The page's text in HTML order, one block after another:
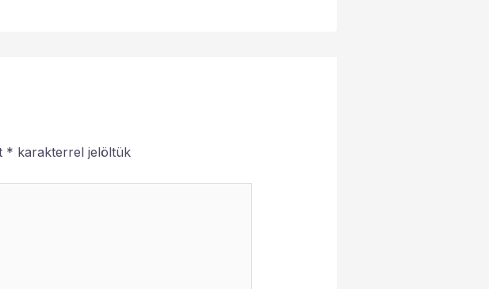
* karakterrel jelöltük